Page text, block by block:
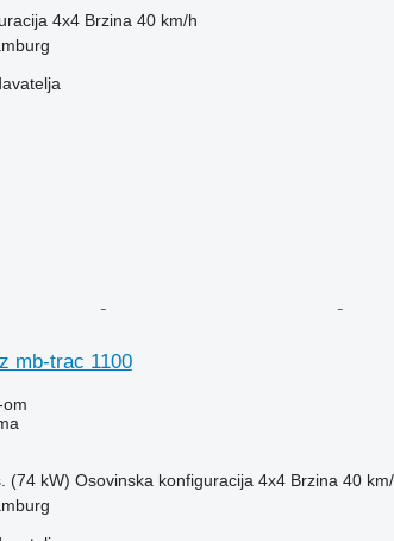
4x4 Brzina 40 km/h
mb-trac 1100
om
(74 kW) Osovinska konfiguracija 4x4 Brzina 40